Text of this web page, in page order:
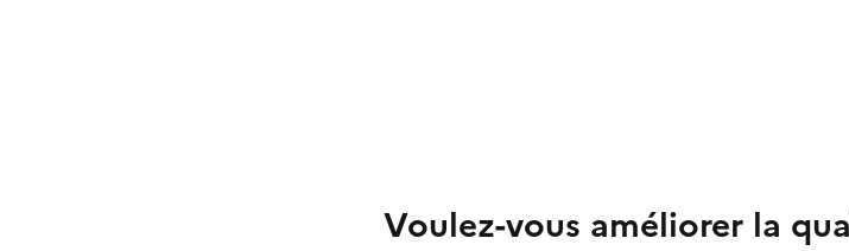
Voulez-vous améliorer la